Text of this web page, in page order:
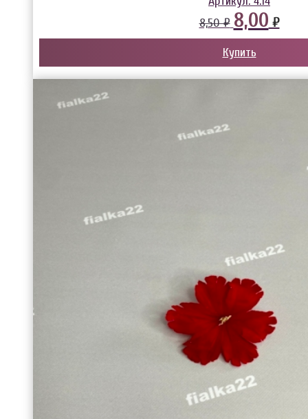
8,50 ₽ 8,00 ₽
Купить